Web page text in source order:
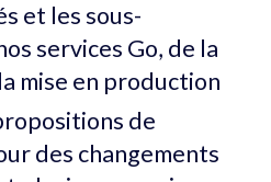
et les sous-
services Go, de la
mise en production
de
des changements